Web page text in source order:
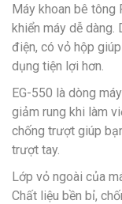
Máy khoan bê tông
khiển máy dễ dàng.
điện, có vỏ hộp
dụng tiện lợi hơn.
EG-550 là dòng
giảm rung khi làm
chống trượt giúp
trượt tay.
Lớp vỏ ngoài của
Chất liệu bền bỉ,